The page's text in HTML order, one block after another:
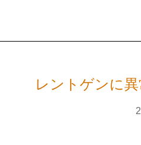
レントゲンに